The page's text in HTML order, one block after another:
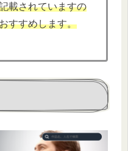
載されていますの
すすめします。